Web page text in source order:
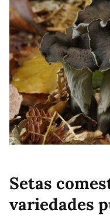
Setas
variedades